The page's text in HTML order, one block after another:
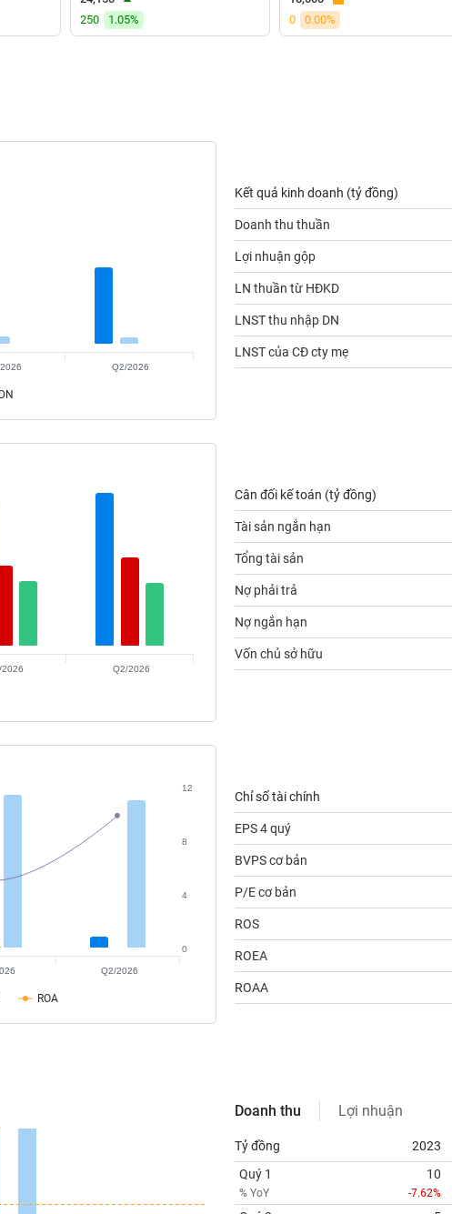
250
1.05%
0
0.00%
Q2/2026
Kết quả kinh doanh (tỷ đồng)
Doanh thu thuần
Lợi nhuận gộp
LN thuần từ HĐKD
LNST thu nhập DN
LNST của CĐ cty mẹ
2026 Q2/2026
Cân đối kế toán (tỷ đồng)
Tài sản ngắn hạn
Tổng tài sản
Nợ phải trả
Nợ ngắn hạn
Vốn chủ sở hữu
ROA
0
4
8
12
Q2/2026
Chỉ số tài chính
EPS 4 quý
BVPS cơ bản
P/E cơ bản
ROS
ROEA
ROAA
Doanh thu Lợi nhuận
Tỷ đồng 2023
Quý 1
% YoY
10
-7.62%